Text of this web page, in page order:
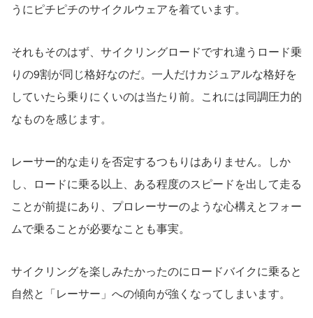
うにピチピチのサイクルウェアを着ています。
それもそのはず、サイクリングロードですれ違うロード乗
りの9割が同じ格好なのだ。一人だけカジュアルな格好を
していたら乗りにくいのは当たり前。これには同調圧力的
なものを感じます。
レーサー的な走りを否定するつもりはありません。しか
し、ロードに乗る以上、ある程度のスピードを出して走る
ことが前提にあり、プロレーサーのような心構えとフォー
ムで乗ることが必要なことも事実。
サイクリングを楽しみたかったのにロードバイクに乗ると
自然と「レーサー」への傾向が強くなってしまいます。